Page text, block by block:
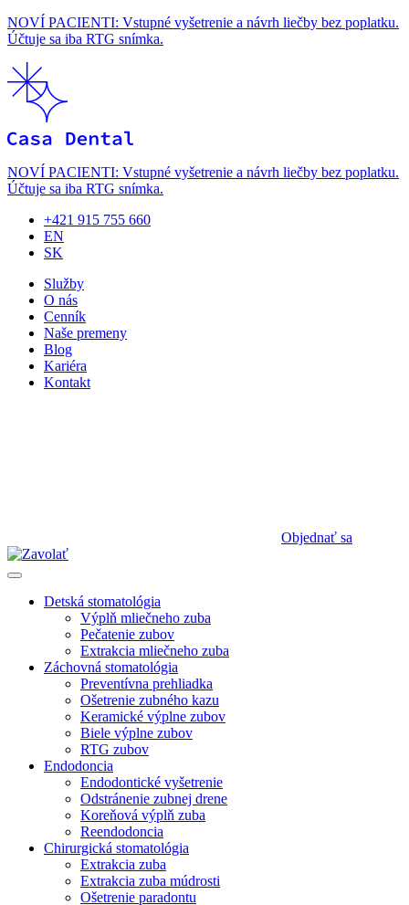
NOVÍ PACIENTI: Vstupné vyšetrenie a návrh liečby bez poplatku.
Účtuje sa iba RTG snímka.
NOVÍ PACIENTI: Vstupné vyšetrenie a návrh liečby bez poplatku.
Účtuje sa iba RTG snímka.
+421 915 755 660
EN
SK
Služby
O nás
Cenník
Naše premeny
Blog
Kariéra
Kontakt
Objednať sa
Detská stomatológia
Výplň mliečneho zuba
Pečatenie zubov
Extrakcia mliečneho zuba
Záchovná stomatológia
Preventívna prehliadka
Ošetrenie zubného kazu
Keramické výplne zubov
Biele výplne zubov
RTG zubov
Endodoncia
Endodontické vyšetrenie
Odstránenie zubnej drene
Koreňová výplň zuba
Reendodoncia
Chirurgická stomatológia
Extrakcia zuba
Extrakcia zuba múdrosti
Ošetrenie paradontu